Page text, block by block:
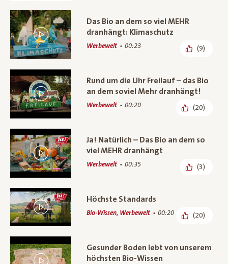
Das Bio an dem so viel MEHR
dranhängt: Klimaschutz
Werbewelt 00:23 (9)
Rund um die Uhr Freilauf – das Bio
an dem soviel Mehr dranhängt!
Werbewelt 00:20 (20)
Ja! Natürlich – Das Bio an dem so
viel MEHR dranhängt
Werbewelt 00:35 (3)
Höchste Standards
Bio-Wissen, Werbewelt 00:20 (20)
Gesunder Boden lebt von unserem
höchsten Bio-Wissen